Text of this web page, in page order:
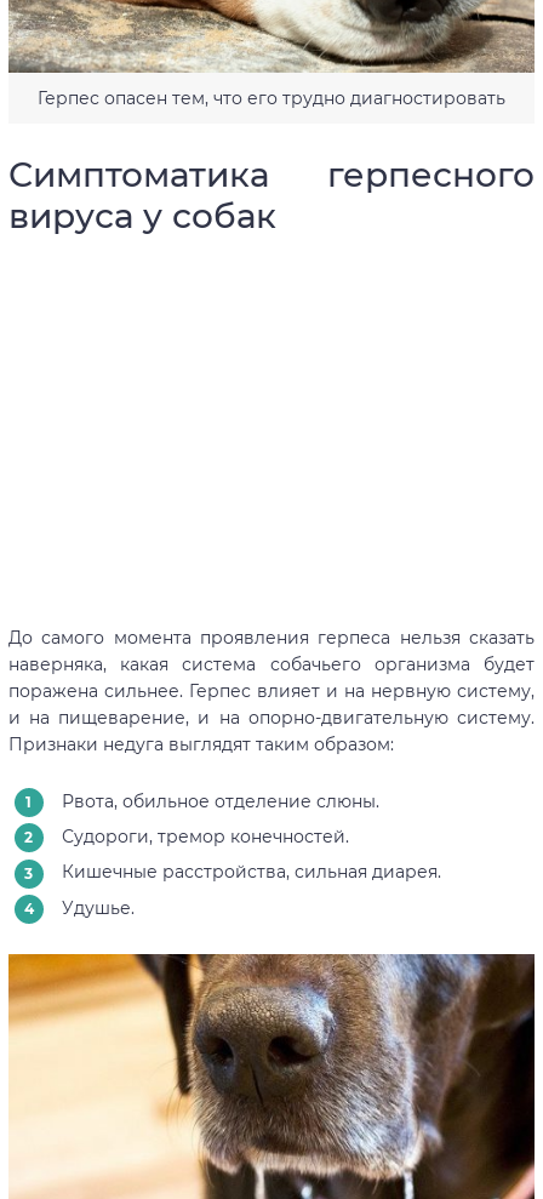
Герпес опасен тем, что его трудно диагностировать
Симптоматика герпесного
вируса у собак
До самого момента проявления герпеса нельзя сказать
наверняка, какая система собачьего организма будет
поражена сильнее. Герпес влияет и на нервную систему,
и на пищеварение, и на опорно-двигательную систему.
Признаки недуга выглядят таким образом:
Рвота, обильное отделение слюны.
Судороги, тремор конечностей.
Кишечные расстройства, сильная диарея.
Удушье.